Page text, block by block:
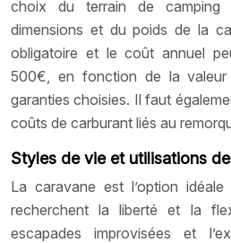
choix du terrain de camping
dimensions et du poids de la
obligatoire et le coût annuel
500€, en fonction de la
garanties choisies. Il faut
coûts de carburant liés au
Styles de vie et utilisations
La caravane est l’option
recherchent la liberté et la
escapades improvisées et